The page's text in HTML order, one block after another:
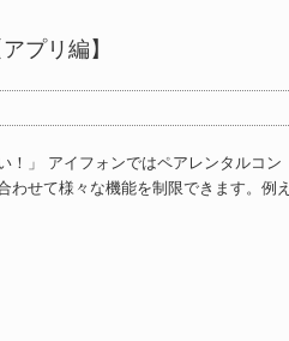
プリ編】
！」 アイフォンではペアレンタルコン
わせて様々な機能を制限できます。例え